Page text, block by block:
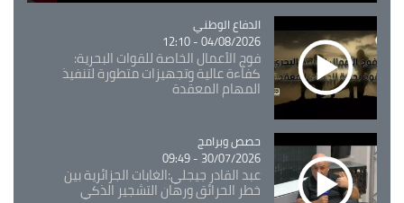
Catégorie
الدفاع الوطني
04/08/2026 - 12:10
فوج الأعمال الخاصة للقوات البحرية:
كفاءة عالية وتجهيزات متطورة لتنفيذ
المهام المعقدة
Catégorie
حصص وبرامج
30/07/2026 - 09:49
عبد القادر جيجلي:الغابات الجزائرية بين
خطر الحرائق ورهان التشجير الذكي